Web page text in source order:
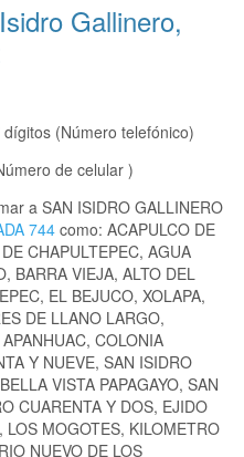
Gallinero,
(Número telefónico)
de celular )
a SAN ISIDRO GALLINERO
744 como: ACAPULCO DE
CHAPULTEPEC, AGUA
BARRA VIEJA, ALTO DEL
EL BEJUCO, XOLAPA,
DE LLANO LARGO,
COLONIA
Y NUEVE, SAN ISIDRO
VISTA PAPAGAYO, SAN
CUARENTA Y DOS, EJIDO
LOS MOGOTES, KILOMETRO
NUEVO DE LOS